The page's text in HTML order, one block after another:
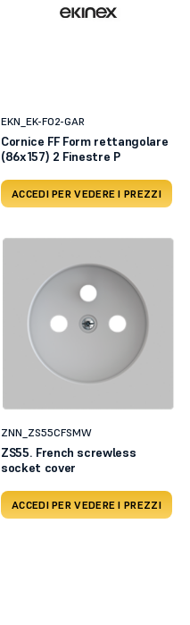
EKN_EK-FO2-GAR
Cornice FF Form rettangolare
(86x157) 2 Finestre P
ACCEDI PER VEDERE I PREZZI
ZNN_ZS55CFSMW
ZS55. French screwless
socket cover
ACCEDI PER VEDERE I PREZZI